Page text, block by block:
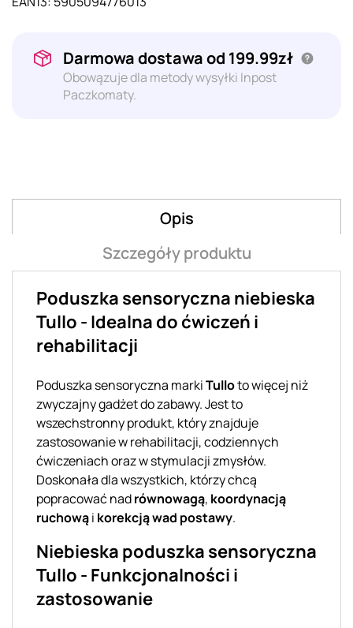
Darmowa dostawa od 199.99zł
Obowązuje dla metody wysyłki Inpost
Paczkomaty.
Opis
Szczegóły produktu
Poduszka sensoryczna niebieska
Tullo - Idealna do ćwiczeń i
rehabilitacji
Poduszka sensoryczna markiTulloto więcej niż
zwyczajny gadżet do zabawy. Jest to
wszechstronny produkt, który znajduje
zastosowanie w rehabilitacji, codziennych
ćwiczeniach oraz w stymulacji zmysłów.
Doskonała dla wszystkich, którzy chcą
popracować nadrównowagą, koordynacją
ruchowąi korekcją wad postawy.
Niebieska poduszka sensoryczna
Tullo - Funkcjonalności i
zastosowanie